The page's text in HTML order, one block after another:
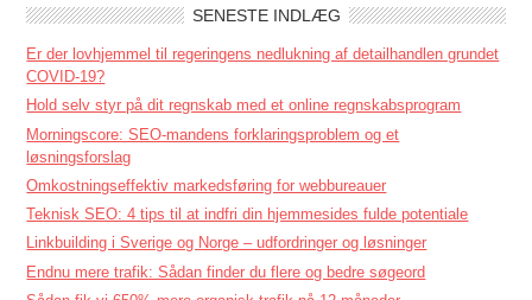
SENESTE INDLÆG
Er der lovhjemmel til regeringens nedlukning af detailhandlen grundet
COVID-19?
Hold selv styr på dit regnskab med et online regnskabsprogram
Morningscore: SEO-mandens forklaringsproblem og et
løsningsforslag
Omkostningseffektiv markedsføring for webbureauer
Teknisk SEO: 4 tips til at indfri din hjemmesides fulde potentiale
Linkbuilding i Sverige og Norge – udfordringer og løsninger
Endnu mere trafik: Sådan finder du flere og bedre søgeord